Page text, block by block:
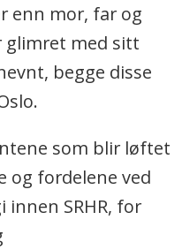
enn mor, far og
glimret med sitt
begge disse
som blir løftet
og fordelene ved
SRHR, for